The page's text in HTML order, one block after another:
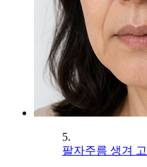
5.
팔자주름 생겨